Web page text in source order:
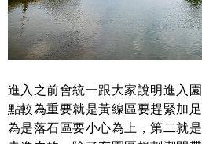
進入之前會統一跟大家說明進入
點較為重要就是黃線區要趕緊加
為是落石區要小心為上，第二就